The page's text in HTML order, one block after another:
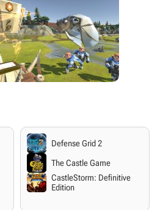
Defense Grid 2
The Castle Game
CastleStorm: Definitive
Edition